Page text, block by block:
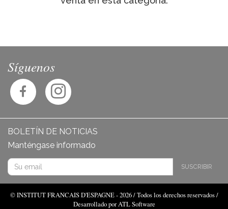
Síguenos
BOLETÍN DE NOTICIAS
Manténgase informado
SUSCRIBIR
© INSTITUT FRANCAIS D'ESPAGNE - 2026 / Todos los derechos reservados /
Desarrollado por ATL Software